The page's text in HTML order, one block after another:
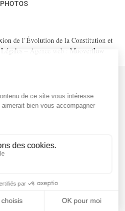
PHOTOS
de l’Évolution de la Constitution et
– Agence web : Mooverflow